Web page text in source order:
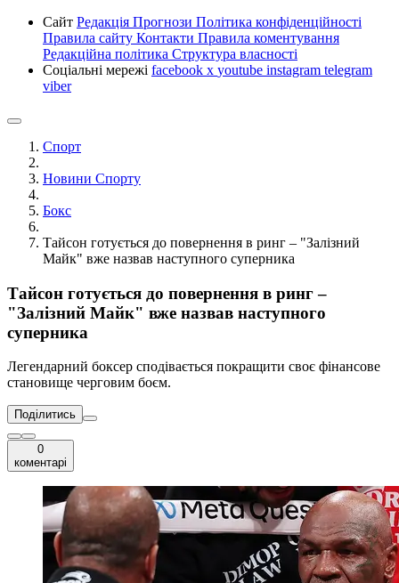
Сайт Редакція Прогнози Політика конфіденційності
Правила сайту Контакти Правила коментування
Редакційна політика Структура власності
Соціальні мережі facebook x youtube instagram telegram
viber
Спорт
Новини Спорту
Бокс
Тайсон готується до повернення в ринг – "Залізний
Майк" вже назвав наступного суперника
Тайсон готується до повернення в ринг –
"Залізний Майк" вже назвав наступного
суперника
Легендарний боксер сподівається покращити своє фінансове
становище черговим боєм.
Поділитись
0
коментарі